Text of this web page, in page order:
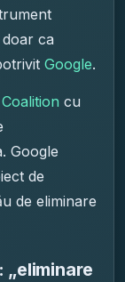
ca
Google.
cu
Google
de
de eliminare